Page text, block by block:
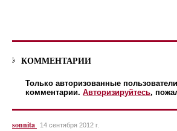
КОММЕНТАРИИ
Только авторизованные
комментарии.Авторизируйтесь,
sonnita 14 сентября 2012 г.